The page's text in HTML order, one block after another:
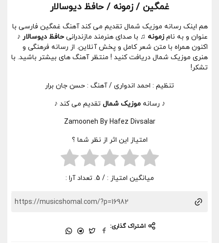
غمگین / زمونه / حافظ دیوسالار
هم اینک رسانه موزیک شمال تقدیم می کند آهنگ غمگین فارسی با
عنوان و به نام زمونه ♫ با صدای هنرمند مازندرانی حافظ دیوسالار ♪
اکنون همراه با متن شعر کامل و پخش آنلاین. از رسانه فرهنگی و
هنری موزیک شمال دریافت کنید ! منتظر آهنگ های بیشتر باشید. با
تشکر!
تنظیم : احمد اندواری / آهنگ : حسن جان برار
♪ رسانهموزیک شمال تقدیم می کند ♪
Zamooneh By Hafez Divsalar
امتیاز این اثر از نظر شما ؟
میانگین امتیاز : / 5. تعداد آرا :
اشتراک گذاری: